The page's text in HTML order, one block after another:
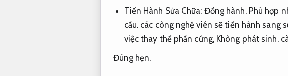
Tiến Hành Sửa Chữa: Đồng hành. Phù hợp
cầu. các công nghệ viên sẽ tiến hành sang
việc thay thế phần cứng, Không phát sinh.
Đúng hẹn.